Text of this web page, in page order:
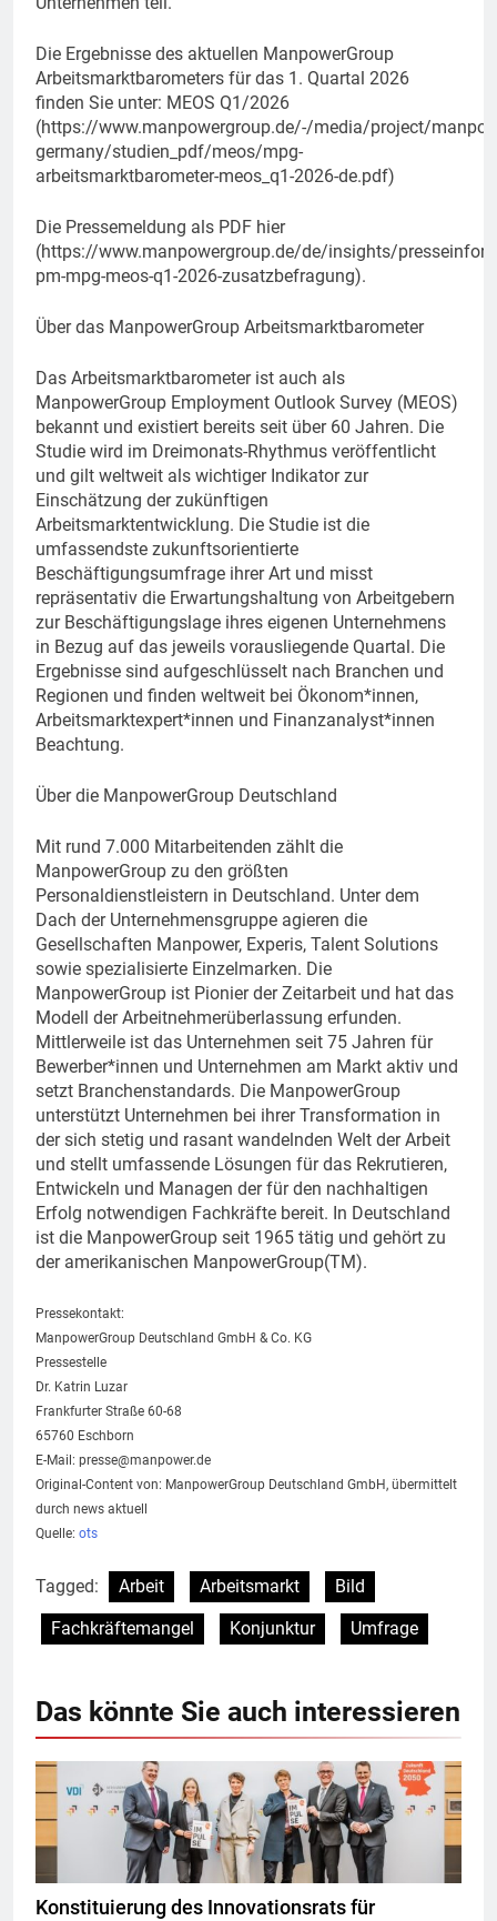
Die Ergebnisse des aktuellen ManpowerGroup
Arbeitsmarktbarometers für das 1. Quartal 2026
finden Sie unter: MEOS Q1/2026
(https://www.manpowergroup.de/-/media/project/
germany/studien_pdf/meos/mpg-
arbeitsmarktbarometer-meos_q1-2026-de.pdf)
Die Pressemeldung als PDF hier
(https://www.manpowergroup.de/de/insights/
pm-mpg-meos-q1-2026-zusatzbefragung).
Über das ManpowerGroup Arbeitsmarktbarometer
Das Arbeitsmarktbarometer ist auch als
ManpowerGroup Employment Outlook Survey (MEOS)
bekannt und existiert bereits seit über 60 Jahren. Die
Studie wird im Dreimonats-Rhythmus veröffentlicht
und gilt weltweit als wichtiger Indikator zur
Einschätzung der zukünftigen
Arbeitsmarktentwicklung. Die Studie ist die
umfassendste zukunftsorientierte
Beschäftigungsumfrage ihrer Art und misst
repräsentativ die Erwartungshaltung von Arbeitgebern
zur Beschäftigungslage ihres eigenen Unternehmens
in Bezug auf das jeweils vorausliegende Quartal. Die
Ergebnisse sind aufgeschlüsselt nach Branchen und
Regionen und finden weltweit bei Ökonom*innen,
Arbeitsmarktexpert*innen und Finanzanalyst*innen
Beachtung.
Über die ManpowerGroup Deutschland
Mit rund 7.000 Mitarbeitenden zählt die
ManpowerGroup zu den größten
Personaldienstleistern in Deutschland. Unter dem
Dach der Unternehmensgruppe agieren die
Gesellschaften Manpower, Experis, Talent Solutions
sowie spezialisierte Einzelmarken. Die
ManpowerGroup ist Pionier der Zeitarbeit und hat das
Modell der Arbeitnehmerüberlassung erfunden.
Mittlerweile ist das Unternehmen seit 75 Jahren für
Bewerber*innen und Unternehmen am Markt aktiv und
setzt Branchenstandards. Die ManpowerGroup
unterstützt Unternehmen bei ihrer Transformation in
der sich stetig und rasant wandelnden Welt der Arbeit
und stellt umfassende Lösungen für das Rekrutieren,
Entwickeln und Managen der für den nachhaltigen
Erfolg notwendigen Fachkräfte bereit. In Deutschland
ist die ManpowerGroup seit 1965 tätig und gehört zu
der amerikanischen ManpowerGroup(TM).
Pressekontakt:
ManpowerGroup Deutschland GmbH & Co. KG
Pressestelle
Dr. Katrin Luzar
Frankfurter Straße 60-68
65760 Eschborn
E-Mail: presse@manpower.de
Original-Content von: ManpowerGroup Deutschland GmbH, übermittelt
durch news aktuell
Quelle: ots
Tagged: Arbeit Arbeitsmarkt
Bild
Fachkräftemangel
Konjunktur Umfrage
Das könnte Sie auch interessieren
Konstituierung des Innovationsrats für